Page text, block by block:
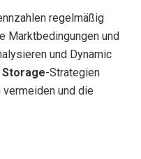
regelmäßig
Marktbedingungen und
und Dynamic
Storage-Strategien
und die